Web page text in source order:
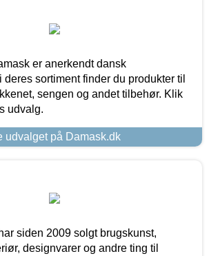
er anerkendt dansk
sortiment finder du produkter til
sengen og andet tilbehør. Klik
udvalg.
udvalget på Damask.dk
siden 2009 solgt brugskunst,
designvarer og andre ting til